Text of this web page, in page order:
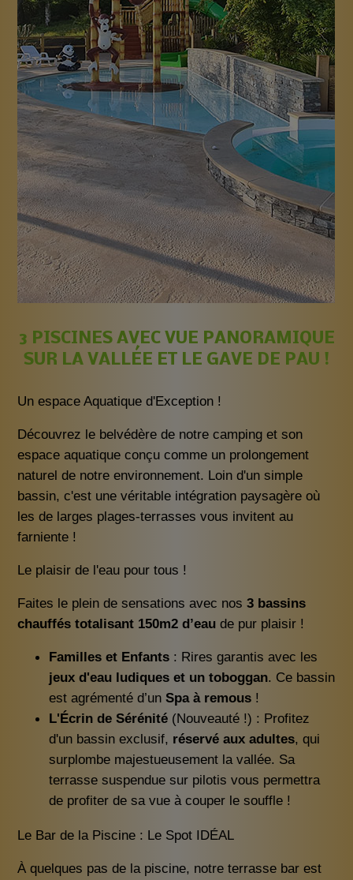
3 PISCINES AVEC VUE PANORAMIQUE
SUR LA VALLÉE ET LE GAVE DE PAU !
Un espace Aquatique d'Exception !
Découvrez le belvédère de notre camping et son
espace aquatique conçu comme un prolongement
naturel de notre environnement. Loin d'un simple
bassin, c'est une véritable intégration paysagère où
les de larges plages-terrasses vous invitent au
farniente !
Le plaisir de l'eau pour tous !
Faites le plein de sensations avec nos3 bassins
chauffés totalisant 150m2 d’eau de pur plaisir !
Familles et Enfants : Rires garantis avec les
jeux d'eau ludiques et un toboggan. Ce bassin
est agrémenté d’unSpa à remous !
L'Écrin de Sérénité (Nouveauté !) : Profitez
d'un bassin exclusif, réservé aux adultes, qui
surplombe majestueusement la vallée. Sa
terrasse suspendue sur pilotis vous permettra
de profiter de sa vue à couper le souffle !
Le Bar de la Piscine : Le Spot IDÉAL
À quelques pas de la piscine, notre terrasse bar est